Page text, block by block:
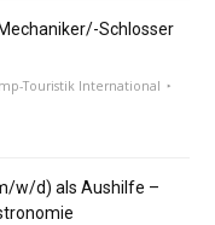
Schlosser
Touristik International
w/d) als Aushilfe –